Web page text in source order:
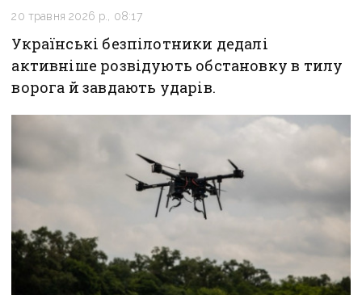
20 травня 2026 р., 08:17
Українські безпілотники дедалі
активніше розвідують обстановку в тилу
ворога й завдають ударів.